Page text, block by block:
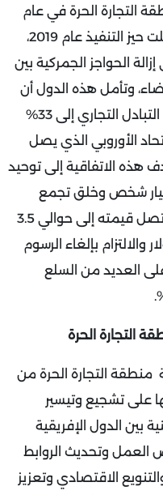
التجارة الحرة في عام
2018، ودخلت حيز التنفيذ عام 2019،
الحواجز الجمركية بين
وتأمل هذه الدول أن
يصل حجم التبادل التجاري إلى 33%
الأوروبي الذي يصل
هذه الاتفاقية إلى توحيد
شخص وخلق تجمع
اقتصادي تصل قيمته إلى حوالي 3.5
والالتزام بإلغاء الرسوم
العديد من السلع
التجارة الحرة
منطقة التجارة الحرة من
على تشجيع وتيسير
بين الدول الإفريقية
العمل وتحديث الروابط
الاقتصادي وتعزيز